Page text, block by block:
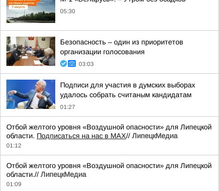
05:30
Безопасность – один из приоритетов
организации голосования
03:03
Подписи для участия в думских выборах
удалось собрать считаным кандидатам
01:27
Отбой желтого уровня «Воздушной опасности» для Липецкой
области. Подписаться на нас в МАХ// ЛипецкМедиа
01:12
Отбой желтого уровня «Воздушной опасности» для Липецкой
области.// ЛипецкМедиа
01:09